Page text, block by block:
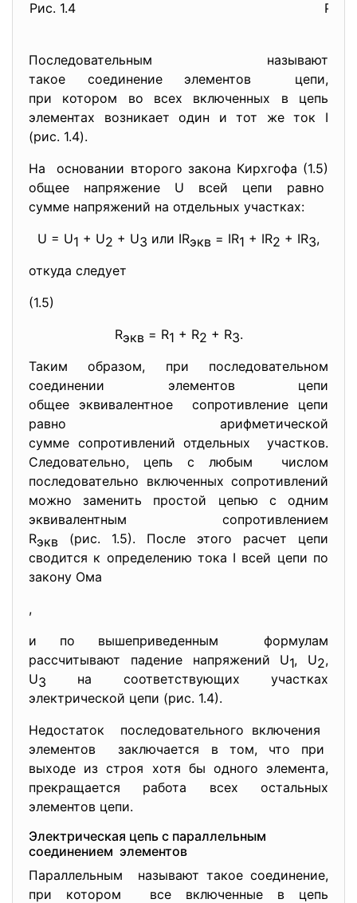
Рис. 1.4 Рис.
Последовательным называют
такое соединение элементов цепи,
при котором во всех включенных в цепь
элементах возникает один и тот же ток I
(рис. 1.4).
На основании второго закона Кирхгофа (1.5)
общее напряжение U всей цепи равно
сумме напряжений на отдельных участках:
U = U1 + U2 + U3 или IRэкв = IR1 + IR2 + IR3,
откуда следует
(1.5)
Rэкв = R1 + R2 + R3.
Таким образом, при последовательном
соединении элементов цепи
общее эквивалентное сопротивление цепи
равно арифметической
сумме сопротивлений отдельных участков.
Следовательно, цепь с любым числом
последовательно включенных сопротивлений
можно заменить простой цепью с одним
эквивалентным сопротивлением
Rэкв (рис. 1.5). После этого расчет цепи
сводится к определению тока I всей цепи по
закону Ома
,
и по вышеприведенным формулам
рассчитывают падение напряжений U1, U2,
U3 на соответствующих участках
электрической цепи (рис. 1.4).
Недостаток последовательного включения
элементов заключается в том, что при
выходе из строя хотя бы одного элемента,
прекращается работа всех остальных
элементов цепи.
Электрическая цепь с параллельным
соединением элементов
Параллельным называют такое соединение,
при котором все включенные в цепь